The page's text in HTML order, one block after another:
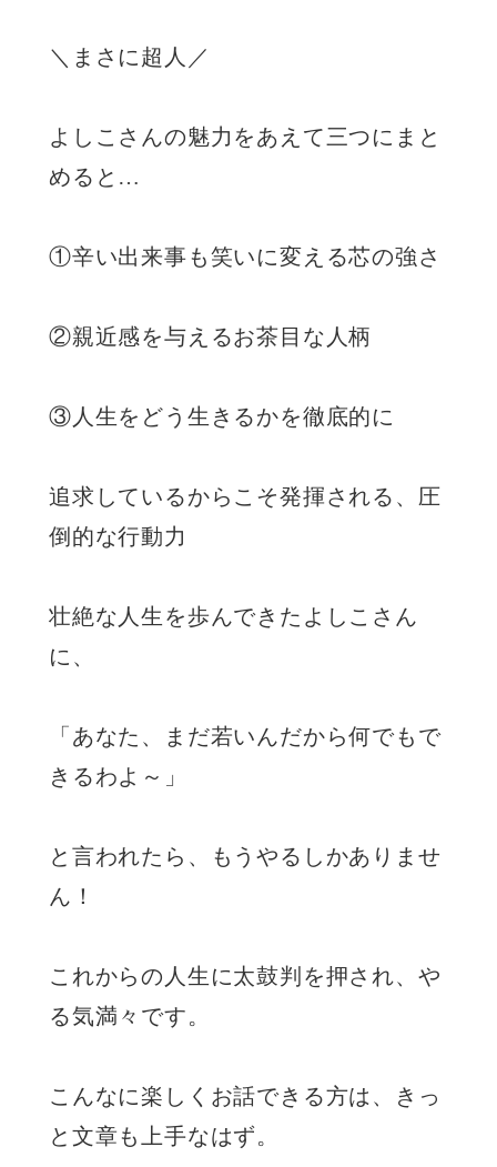
＼まさに超人／
よしこさんの魅力をあえて三つにまと
めると…
①辛い出来事も笑いに変える芯の強さ
②親近感を与えるお茶目な人柄
③人生をどう生きるかを徹底的に
追求しているからこそ発揮される、圧
倒的な行動力
壮絶な人生を歩んできたよしこさん
に、
「あなた、まだ若いんだから何でもで
きるわよ～」
と言われたら、もうやるしかありませ
ん！
これからの人生に太鼓判を押され、や
る気満々です。
こんなに楽しくお話できる方は、きっ
と文章も上手なはず。